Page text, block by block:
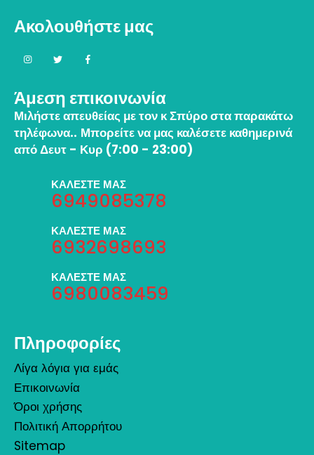
Ακολουθήστε μας
Άμεση επικοινωνία
Μιλήστε απευθείας με τον κ Σπύρο στα παρακάτω
τηλέφωνα.. Μπορείτε να μας καλέσετε καθημερινά
από Δευτ - Κυρ (7:00 - 23:00)
ΚΑΛΕΣΤΕ ΜΑΣ
6949085378
ΚΑΛΕΣΤΕ ΜΑΣ
6932698693
ΚΑΛΕΣΤΕ ΜΑΣ
6980083459
Πληροφορίες
Λίγα λόγια για εμάς
Επικοινωνία
Όροι χρήσης
Πολιτική Απορρήτου
Sitemap